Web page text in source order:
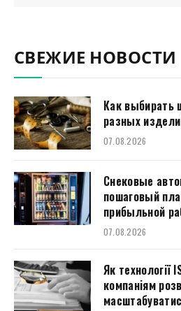
СВЕЖИЕ НОВОСТИ
Как выбирать
разных
07.08.2026
Снековые
пошаговый
прибыльной
07.08.2026
Як технології
компаніям